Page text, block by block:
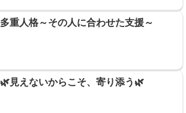
多重人格～その人に合わせた支援～
🌿見えないからこそ、寄り添う🌿